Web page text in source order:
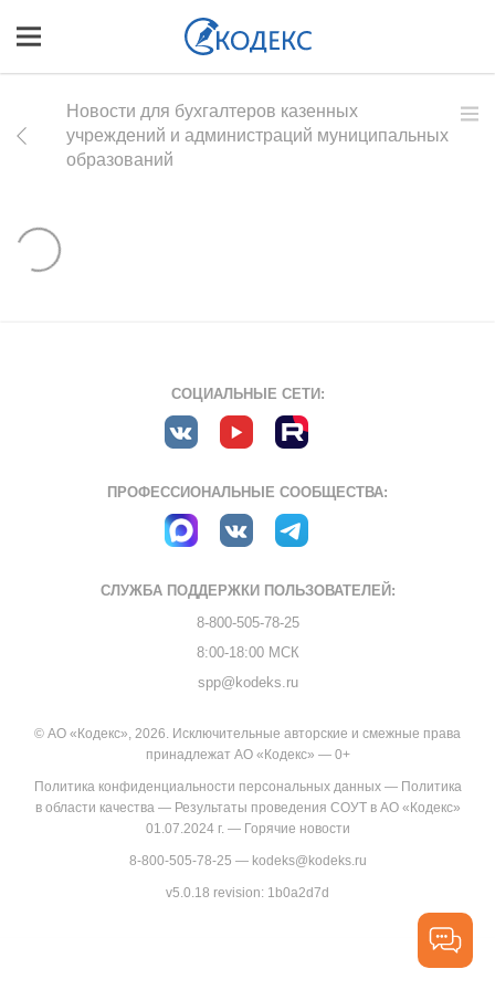
Новости для бухгалтеров казенных
учреждений и администраций муниципальных
образований
СОЦИАЛЬНЫЕ СЕТИ:
ПРОФЕССИОНАЛЬНЫЕ СООБЩЕСТВА:
СЛУЖБА ПОДДЕРЖКИ ПОЛЬЗОВАТЕЛЕЙ:
8-800-505-78-25
8:00-18:00 МСК
spp@kodeks.ru
© АО «Кодекс», 2026. Исключительные авторские и смежные права
принадлежат АО «Кодекс» — 0+
Политика конфиденциальности персональных данных— Политика
в области качества— Результаты проведения СОУТ в АО «Кодекс»
01.07.2024 г.— Горячие новости
8-800-505-78-25 — kodeks@kodeks.ru
v5.0.18 revision: 1b0a2d7d